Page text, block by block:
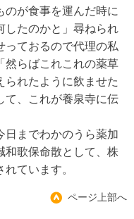
のが食事を運んだ時に
したのかと」尋ねられ
っておるので代理の私
然らばこれこれの薬草
られたように飲ませた
て、これが養泉寺に伝
日までわかのうら薬加
和歌保命散として、株
ています。
ページ上部へ